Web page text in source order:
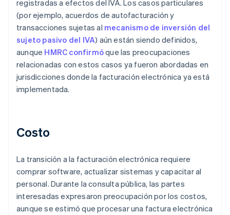
registradas a efectos del IVA. Los casos particulares
(por ejemplo, acuerdos de autofacturación y
transacciones sujetas al mecanismo de inversión del
sujeto pasivo del IVA) aún están siendo definidos,
aunque HMRC confirmóque las preocupaciones
relacionadas con estos casos ya fueron abordadas en
jurisdicciones donde la facturación electrónica ya está
implementada.
Costo
La transición a la facturación electrónica requiere
comprar software, actualizar sistemas y capacitar al
personal. Durante la consulta pública, las partes
interesadas expresaron preocupación por los costos,
aunque se estimó que procesar una factura electrónica